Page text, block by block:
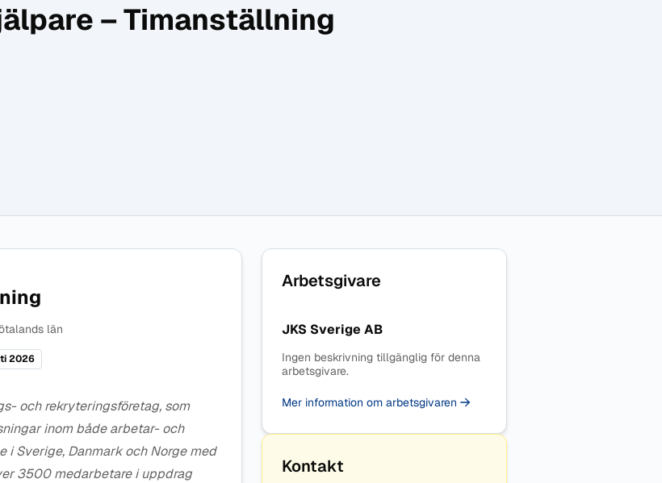
– Timanställning
län
2026
och rekryteringsföretag, som
inom både arbetar- och
i Sverige, Danmark och Norge med
3500 medarbetare i uppdrag
Arbetsgivare
JKS Sverige AB
Ingen beskrivning tillgänglig för denna
arbetsgivare.
Mer information om arbetsgivaren
Kontakt